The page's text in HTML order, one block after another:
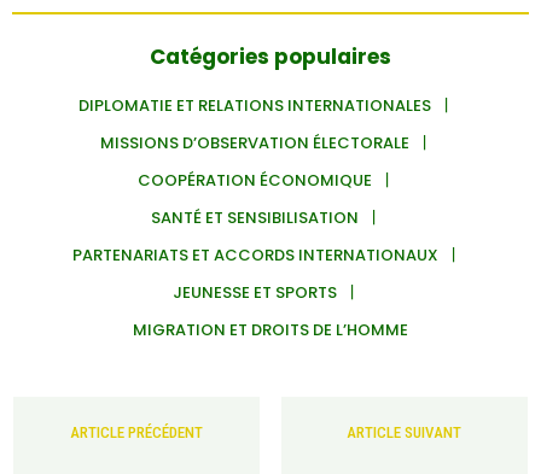
Catégories populaires
DIPLOMATIE ET RELATIONS INTERNATIONALES
MISSIONS D’OBSERVATION ÉLECTORALE
COOPÉRATION ÉCONOMIQUE
SANTÉ ET SENSIBILISATION
PARTENARIATS ET ACCORDS INTERNATIONAUX
JEUNESSE ET SPORTS
MIGRATION ET DROITS DE L’HOMME
ARTICLE PRÉCÉDENT ARTICLE SUIVANT